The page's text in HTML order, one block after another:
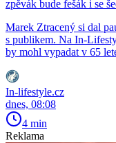
zpěvák bude fešák i se
Marek Ztracený si dal
s publikem. Na In-
by mohl vypadat v 65
In-lifestyle.cz
dnes, 08:08
4 min
Reklama